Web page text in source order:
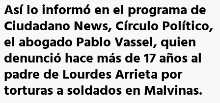
Así lo informó en el programa de
Ciudadano News, Círculo Político,
el abogado Pablo Vassel, quien
denunció hace más de 17 años al
padre de Lourdes Arrieta por
torturas a soldados en Malvinas.